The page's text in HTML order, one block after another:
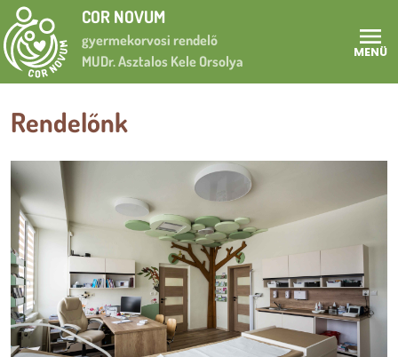
Ugrás a tartalomra
COR NOVUM
gyermekorvosi rendelő
MUDr. Asztalos Kele Orsolya
MENÜ
Rendelőnk